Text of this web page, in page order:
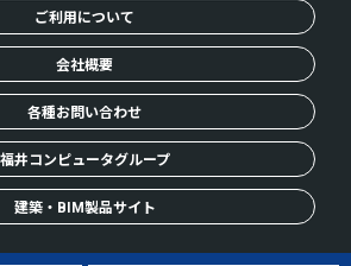
ご利用について
会社概要
各種お問い合わせ
福井コンピュータグループ
建築・BIM製品サイト
Inc. All Rights Reserved.